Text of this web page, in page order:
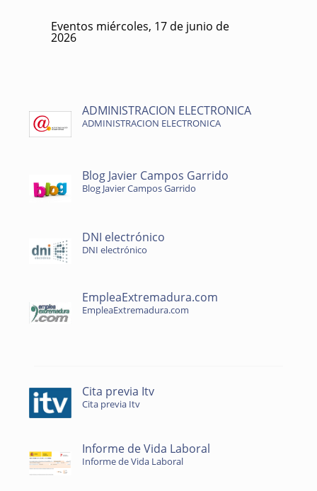
Eventos miércoles, 17 de junio de
2026
ADMINISTRACION ELECTRONICA
ADMINISTRACION ELECTRONICA
Blog Javier Campos Garrido
Blog Javier Campos Garrido
DNI electrónico
DNI electrónico
EmpleaExtremadura.com
EmpleaExtremadura.com
Cita previa Itv
Cita previa Itv
Informe de Vida Laboral
Informe de Vida Laboral